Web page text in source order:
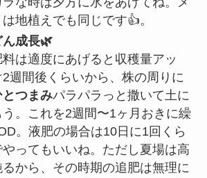
地植えでも同じです👍。
成長🌿
は適度にあげると収穫量アッ
週間後くらいから、株の周りに
つまみパラパラっと撒いて土に
。これを2週間〜1ヶ月おきに繰
。液肥の場合は10日に1回くら
ってもいいね。ただし夏場は高
から、その時期の追肥は無理に